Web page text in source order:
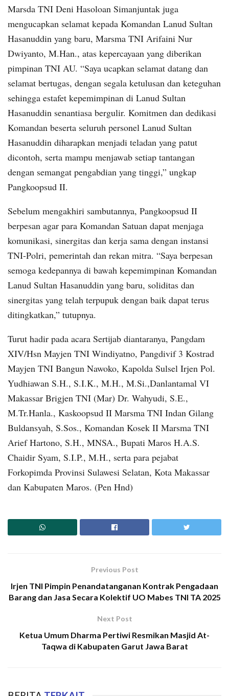
Marsda TNI Deni Hasoloan Simanjuntak juga
mengucapkan selamat kepada Komandan Lanud Sultan
Hasanuddin yang baru, Marsma TNI Arifaini Nur
Dwiyanto, M.Han., atas kepercayaan yang diberikan
pimpinan TNI AU. “Saya ucapkan selamat datang dan
selamat bertugas, dengan segala ketulusan dan keteguhan
sehingga estafet kepemimpinan di Lanud Sultan
Hasanuddin senantiasa bergulir. Komitmen dan dedikasi
Komandan beserta seluruh personel Lanud Sultan
Hasanuddin diharapkan menjadi teladan yang patut
dicontoh, serta mampu menjawab setiap tantangan
dengan semangat pengabdian yang tinggi,” ungkap
Pangkoopsud II.
Sebelum mengakhiri sambutannya, Pangkoopsud II
berpesan agar para Komandan Satuan dapat menjaga
komunikasi, sinergitas dan kerja sama dengan instansi
TNI-Polri, pemerintah dan rekan mitra. “Saya berpesan
semoga kedepannya di bawah kepemimpinan Komandan
Lanud Sultan Hasanuddin yang baru, soliditas dan
sinergitas yang telah terpupuk dengan baik dapat terus
ditingkatkan,” tutupnya.
Turut hadir pada acara Sertijab diantaranya, Pangdam
XIV/Hsn Mayjen TNI Windiyatno, Pangdivif 3 Kostrad
Mayjen TNI Bangun Nawoko, Kapolda Sulsel Irjen Pol.
Yudhiawan S.H., S.I.K., M.H., M.Si.,Danlantamal VI
Makassar Brigjen TNI (Mar) Dr. Wahyudi, S.E.,
M.Tr.Hanla., Kaskoopsud II Marsma TNI Indan Gilang
Buldansyah, S.Sos., Komandan Kosek II Marsma TNI
Arief Hartono, S.H., MNSA., Bupati Maros H.A.S.
Chaidir Syam, S.I.P., M.H., serta para pejabat
Forkopimda Provinsi Sulawesi Selatan, Kota Makassar
dan Kabupaten Maros. (Pen Hnd)
Previous Post
Irjen TNI Pimpin Penandatanganan Kontrak Pengadaan
Barang dan Jasa Secara Kolektif UO Mabes TNI TA 2025
Next Post
Ketua Umum Dharma Pertiwi Resmikan Masjid At-
Taqwa di Kabupaten Garut Jawa Barat